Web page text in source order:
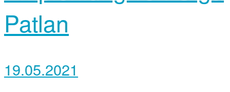
Patlan
19.05.2021